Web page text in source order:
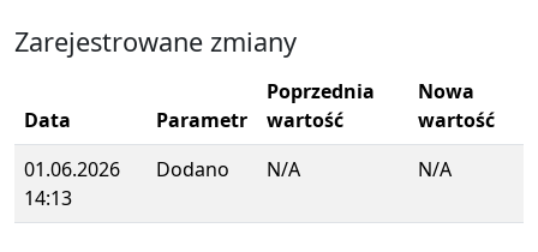
Zarejestrowane zmiany
Data Parametr
Poprzednia
wartość
Nowa
wartość
01.06.2026
14:13
Dodano N/A N/A